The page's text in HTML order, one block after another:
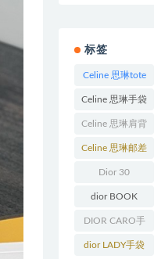
标签
Celine 思琳tote
包 (23)
Celine 思琳手袋
(250)
Celine 思琳肩背
包 (12)
Celine 思琳邮差
包(13)
Dior 30
Montaigne 蒙田
(31)
dior BOOK
TOTE(12)
DIOR CARO手
袋(11)
dior LADY手袋